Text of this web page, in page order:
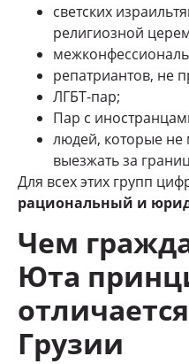
светских
религиозной
репатриантов, не
ЛГБТ-пар;
Пар с
людей, которые не
выезжать за
Для всех этих групп
рациональный и
Чем
Юта
Грузии